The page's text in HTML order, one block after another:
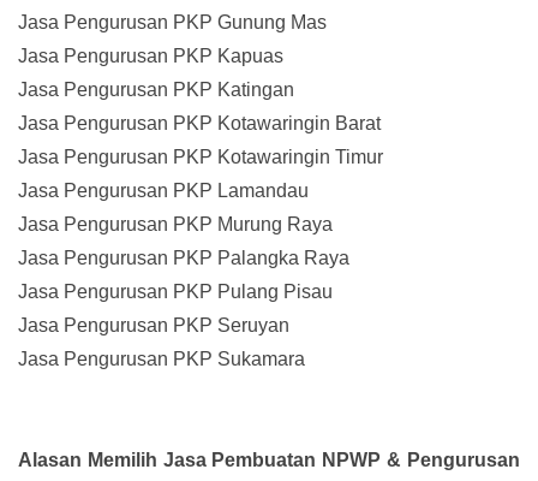
Jasa Pengurusan PKP Gunung Mas
Jasa Pengurusan PKP Kapuas
Jasa Pengurusan PKP Katingan
Jasa Pengurusan PKP Kotawaringin Barat
Jasa Pengurusan PKP Kotawaringin Timur
Jasa Pengurusan PKP Lamandau
Jasa Pengurusan PKP Murung Raya
Jasa Pengurusan PKP Palangka Raya
Jasa Pengurusan PKP Pulang Pisau
Jasa Pengurusan PKP Seruyan
Jasa Pengurusan PKP Sukamara
Alasan Memilih Jasa Pembuatan NPWP & Pengurusan